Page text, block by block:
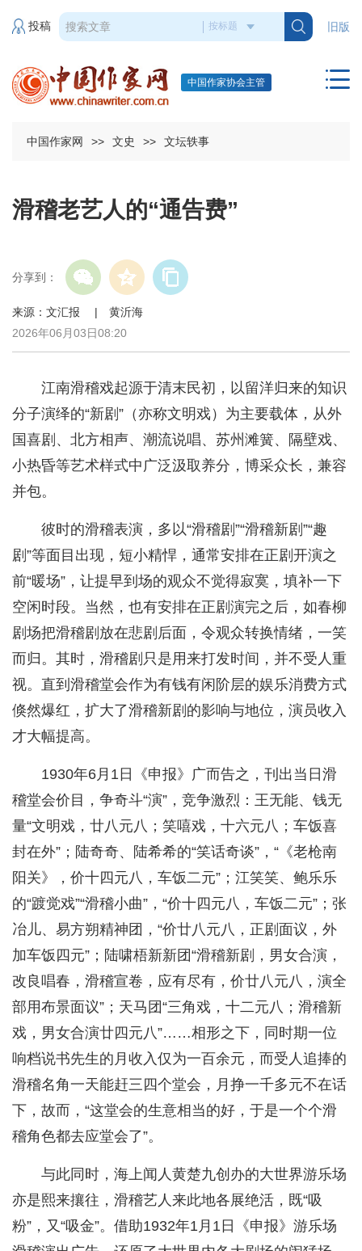
旧版
投稿
中国作家协会主管
中国作家网 >> 文史 >> 文坛轶事
滑稽老艺人的“通告费”
分享到：
来源：文汇报 | 黄沂海
2026年06月03日08:20
江南滑稽戏起源于清末民初，以留洋归来的知识
分子演绎的“新剧”（亦称文明戏）为主要载体，从外
国喜剧、北方相声、潮流说唱、苏州滩簧、隔壁戏、
小热昏等艺术样式中广泛汲取养分，博采众长，兼容
并包。
彼时的滑稽表演，多以“滑稽剧”“滑稽新剧”“趣
剧”等面目出现，短小精悍，通常安排在正剧开演之
前“暖场”，让提早到场的观众不觉得寂寞，填补一下
空闲时段。当然，也有安排在正剧演完之后，如春柳
剧场把滑稽剧放在悲剧后面，令观众转换情绪，一笑
而归。其时，滑稽剧只是用来打发时间，并不受人重
视。直到滑稽堂会作为有钱有闲阶层的娱乐消费方式
倏然爆红，扩大了滑稽新剧的影响与地位，演员收入
才大幅提高。
1930年6月1日《申报》广而告之，刊出当日滑
稽堂会价目，争奇斗“演”，竞争激烈：王无能、钱无
量“文明戏，廿八元八；笑嘻戏，十六元八；车饭喜
封在外”；陆奇奇、陆希希的“笑话奇谈”，“《老枪南
阳关》，价十四元八，车饭二元”；江笑笑、鲍乐乐
的“踱觉戏”“滑稽小曲”，“价十四元八，车饭二元”；张
冶儿、易方朔精神团，“价廿八元八，正剧面议，外
加车饭四元”；陆啸梧新新团“滑稽新剧，男女合演，
改良唱春，滑稽宣卷，应有尽有，价廿八元八，演全
部用布景面议”；天马团“三角戏，十二元八；滑稽新
戏，男女合演廿四元八”……相形之下，同时期一位
响档说书先生的月收入仅为一百余元，而受人追捧的
滑稽名角一天能赶三四个堂会，月挣一千多元不在话
下，故而，“这堂会的生意相当的好，于是一个个滑
稽角色都去应堂会了”。
与此同时，海上闻人黄楚九创办的大世界游乐场
亦是熙来攘往，滑稽艺人来此地各展绝活，既“吸
粉”，又“吸金”。借助1932年1月1日《申报》游乐场